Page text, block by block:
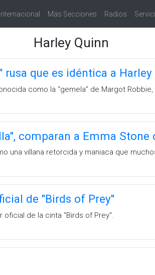
Internacional Más Secciones Radios
Harley Quinn
que es idéntica a Harley
como la “gemela” de Margot
comparan a Emma Stone
una villana retorcida y maniaca que
de ''Birds of Prey''
de la cinta ''Birds of Prey''.